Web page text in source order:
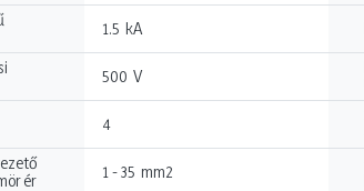
1.5 kA
500 V
4
ér
1 - 35 mm2